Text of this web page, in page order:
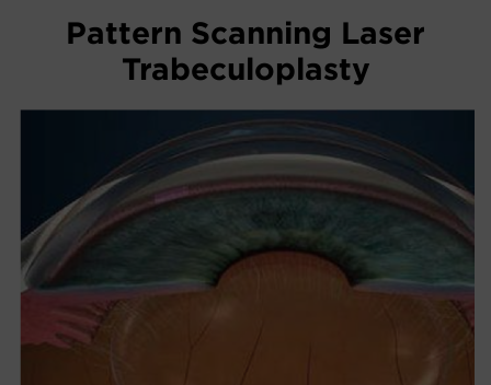
Pattern Scanning Laser
Trabeculoplasty